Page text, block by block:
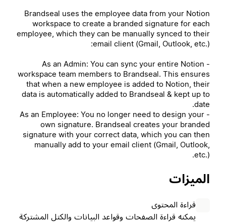
Brandseal uses the employee data from your Notion
workspace to create a branded signature for each
employee, which they can be manually synced to their
email client (Gmail, Outlook, etc.):
- As an Admin: You can sync your entire Notion
workspace team members to Brandseal. This ensures
that when a new employee is added to Notion, their
data is automatically added to Brandseal & kept up to
date.
- As an Employee: You no longer need to design your
own signature. Brandseal creates your branded
signature with your correct data, which you can then
manually add to your email client (Gmail, Outlook,
etc.).
الميزات
قراءة المحتوى
يمكنه قراءة الصفحات وقواعد البيانات والكتل المشتركة